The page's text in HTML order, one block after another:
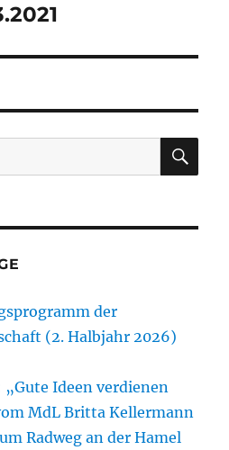
der
(2. Halbjahr 2026)
Ideen verdienen
MdL Britta Kellermann
Radweg an der Hamel